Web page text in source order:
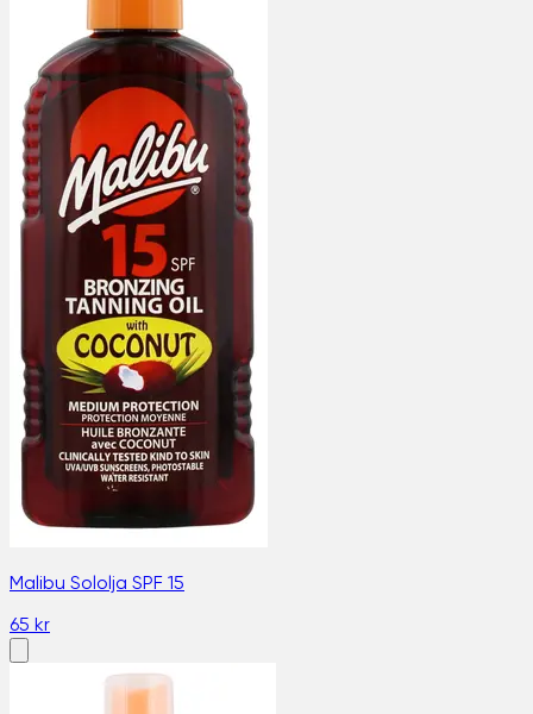
Malibu Sololja SPF 15
65 kr